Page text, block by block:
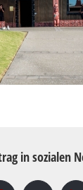
in sozialen